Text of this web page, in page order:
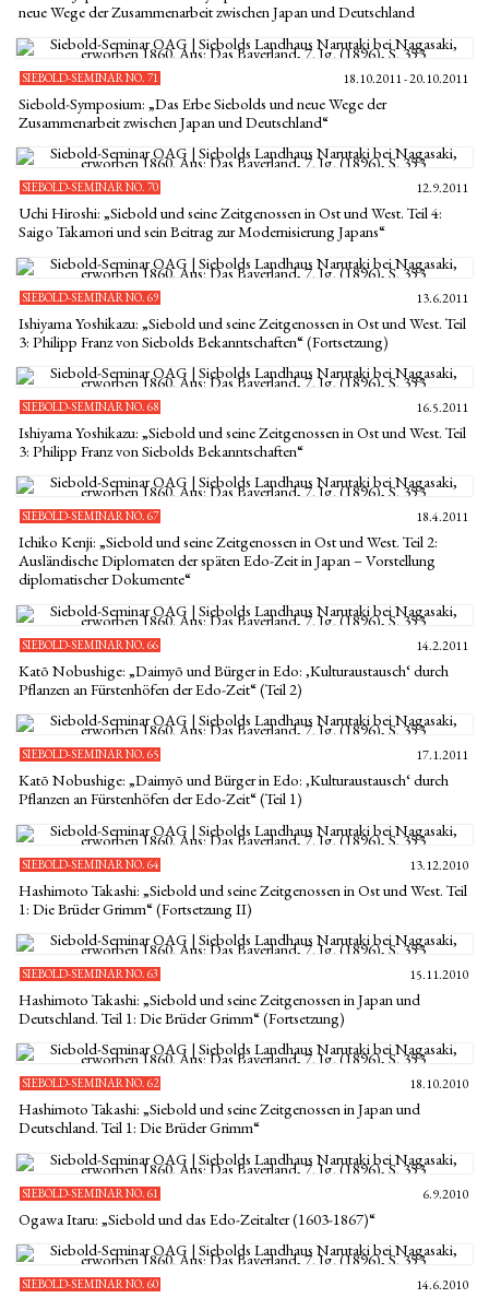
neue Wege der Zusammenarbeit zwischen Japan und Deutschland
SIEBOLD-SEMINAR NO. 71 18.10.2011 - 20.10.2011
Siebold-Symposium: „Das Erbe Siebolds und neue Wege der
Zusammenarbeit zwischen Japan und Deutschland“
SIEBOLD-SEMINAR NO. 70 12.9.2011
Uchi Hiroshi: „Siebold und seine Zeitgenossen in Ost und West. Teil 4:
Saigo Takamori und sein Beitrag zur Modernisierung Japans“
SIEBOLD-SEMINAR NO. 69 13.6.2011
Ishiyama Yoshikazu: „Siebold und seine Zeitgenossen in Ost und West. Teil
3: Philipp Franz von Siebolds Bekanntschaften“ (Fortsetzung)
SIEBOLD-SEMINAR NO. 68 16.5.2011
Ishiyama Yoshikazu: „Siebold und seine Zeitgenossen in Ost und West. Teil
3: Philipp Franz von Siebolds Bekanntschaften“
SIEBOLD-SEMINAR NO. 67 18.4.2011
Ichiko Kenji: „Siebold und seine Zeitgenossen in Ost und West. Teil 2:
Ausländische Diplomaten der späten Edo-Zeit in Japan – Vorstellung
diplomatischer Dokumente“
SIEBOLD-SEMINAR NO. 66 14.2.2011
Katō Nobushige: „Daimyō und Bürger in Edo: ‚Kulturaustausch‘ durch
Pflanzen an Fürstenhöfen der Edo-Zeit“ (Teil 2)
SIEBOLD-SEMINAR NO. 65 17.1.2011
Katō Nobushige: „Daimyō und Bürger in Edo: ‚Kulturaustausch‘ durch
Pflanzen an Fürstenhöfen der Edo-Zeit“ (Teil 1)
SIEBOLD-SEMINAR NO. 64 13.12.2010
Hashimoto Takashi: „Siebold und seine Zeitgenossen in Ost und West. Teil
1: Die Brüder Grimm“ (Fortsetzung II)
SIEBOLD-SEMINAR NO. 63 15.11.2010
Hashimoto Takashi: „Siebold und seine Zeitgenossen in Japan und
Deutschland. Teil 1: Die Brüder Grimm“ (Fortsetzung)
SIEBOLD-SEMINAR NO. 62 18.10.2010
Hashimoto Takashi: „Siebold und seine Zeitgenossen in Japan und
Deutschland. Teil 1: Die Brüder Grimm“
SIEBOLD-SEMINAR NO. 61 6.9.2010
Ogawa Itaru: „Siebold und das Edo-Zeitalter (1603-1867)“
SIEBOLD-SEMINAR NO. 60 14.6.2010